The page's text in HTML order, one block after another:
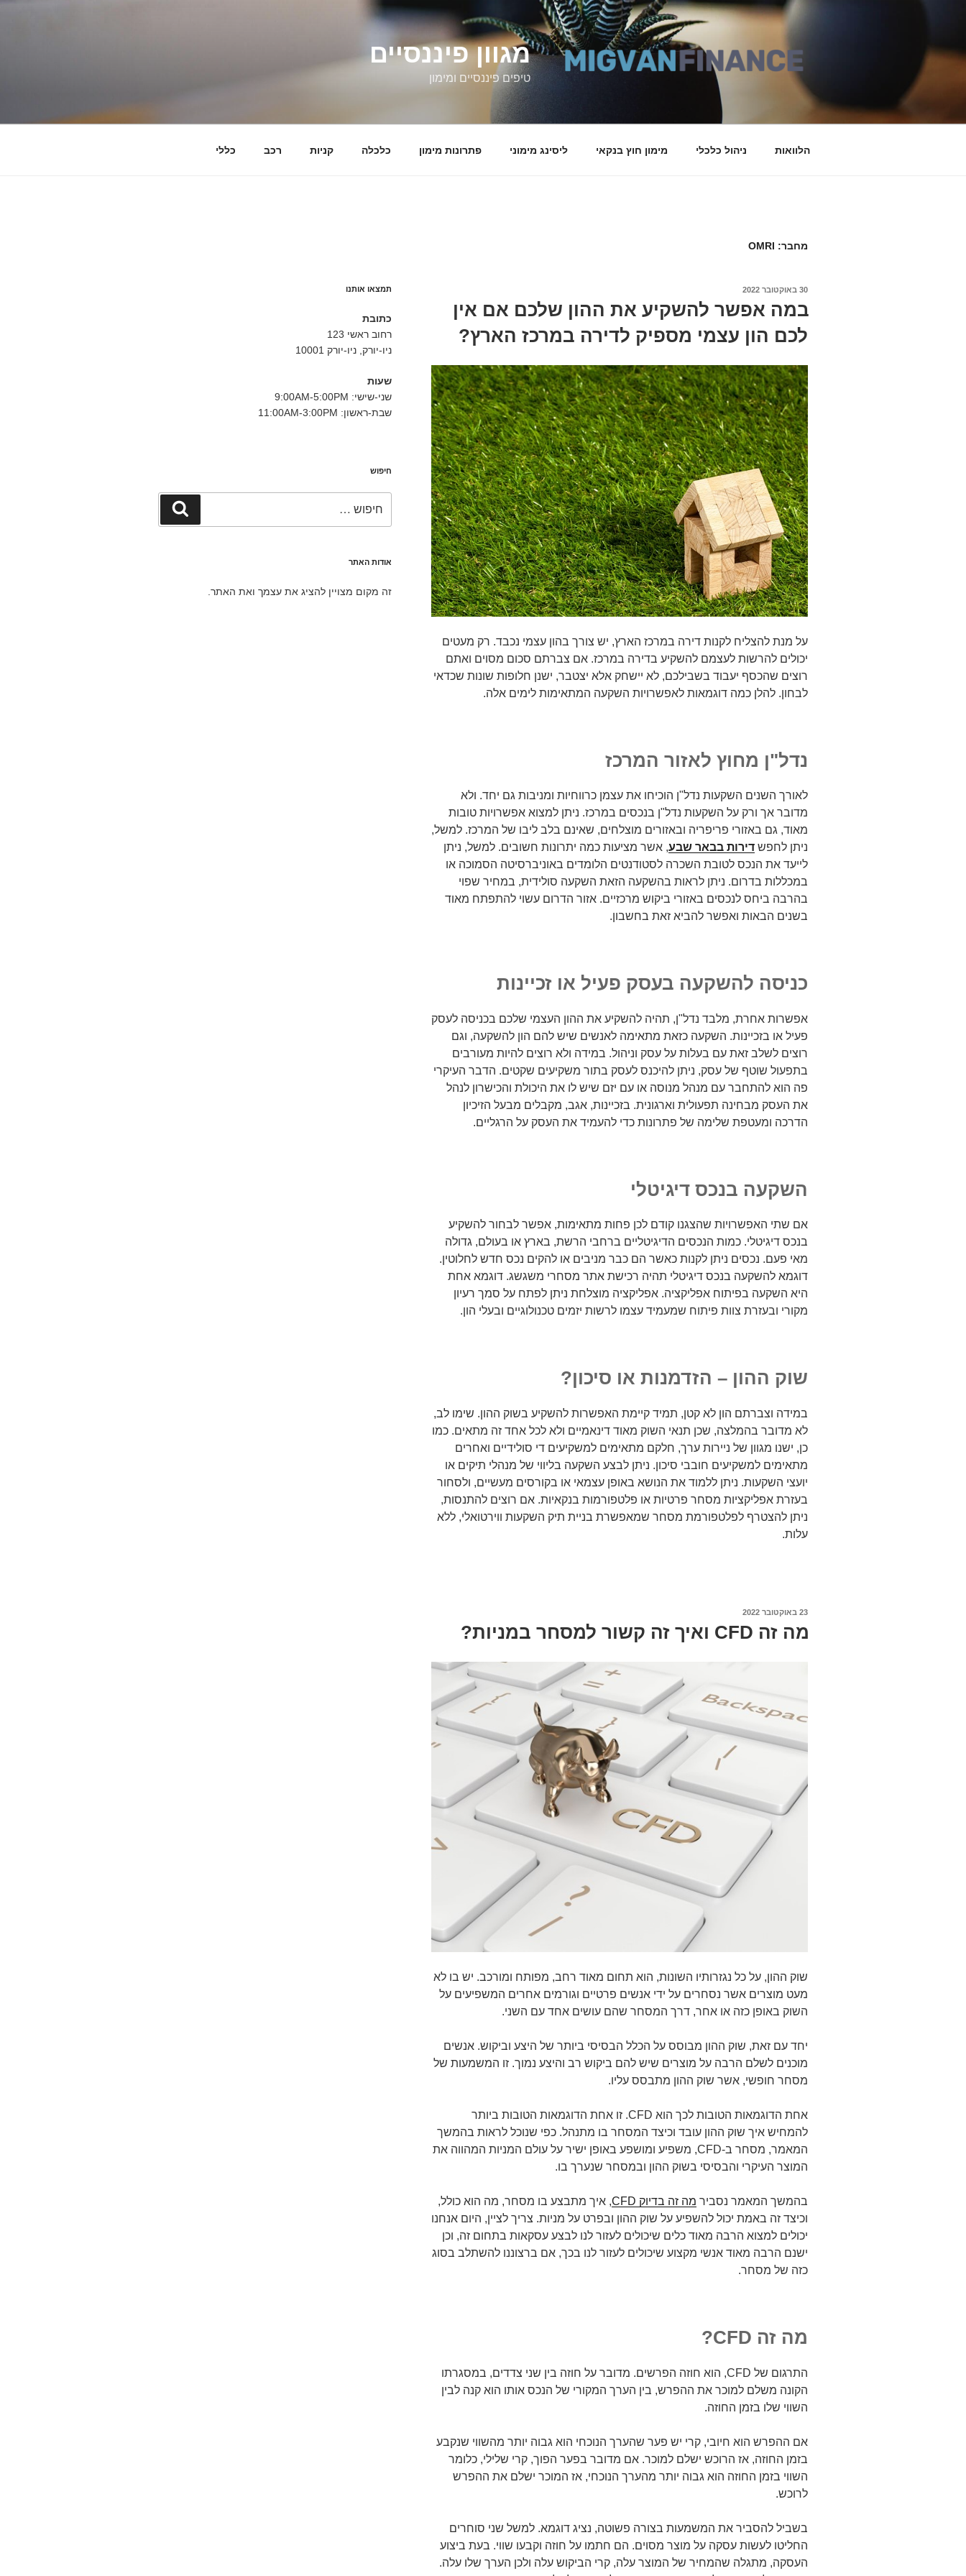
מגוון פיננסיים
טיפים פיננסיים ומימון
הלוואות ניהול כלכלי מימון חוץ בנקאי ליסינג מימוני פתרונות מימון כלכלה קניות רכב כללי
מחבר: OMRI
פורסם
30 באוקטובר 2022
במה אפשר להשקיע את ההון שלכם אם אין
לכם הון עצמי מספיק לדירה במרכז הארץ?
על מנת להצליח לקנות דירה במרכז הארץ, יש צורך בהון עצמי נכבד. רק מעטים
יכולים להרשות לעצמם להשקיע בדירה במרכז. אם צברתם סכום מסוים ואתם
רוצים שהכסף יעבוד בשבילכם, לא יישחק אלא יצטבר, ישנן חלופות שונות שכדאי
לבחון. להלן כמה דוגמאות לאפשרויות השקעה המתאימות לימים אלה.
נדל"ן מחוץ לאזור המרכז
לאורך השנים השקעות נדל"ן הוכיחו את עצמן כרווחיות ומניבות גם יחד. ולא
מדובר אך ורק על השקעות נדל"ן בנכסים במרכז. ניתן למצוא אפשרויות טובות
מאוד, גם באזורי פריפריה ובאזורים מוצלחים, שאינם בלב ליבו של המרכז. למשל,
ניתן לחפש דירות בבאר שבע, אשר מציעות כמה יתרונות חשובים. למשל, ניתן
לייעד את הנכס לטובת השכרה לסטודנטים הלומדים באוניברסיטה הסמוכה או
במכללות בדרום. ניתן לראות בהשקעה הזאת השקעה סולידית, במחיר שפוי
בהרבה ביחס לנכסים באזורי ביקוש מרכזיים. אזור הדרום עשוי להתפתח מאוד
בשנים הבאות ואפשר להביא זאת בחשבון.
כניסה להשקעה בעסק פעיל או זכיינות
אפשרות אחרת, מלבד נדל"ן, תהיה להשקיע את ההון העצמי שלכם בכניסה לעסק
פעיל או בזכיינות. השקעה כזאת מתאימה לאנשים שיש להם הון להשקעה, וגם
רוצים לשלב זאת עם בעלות על עסק וניהול. במידה ולא רוצים להיות מעורבים
בתפעול שוטף של עסק, ניתן להיכנס לעסק בתור משקיעים שקטים. הדבר העיקרי
פה הוא להתחבר עם מנהל מנוסה או עם יזם שיש לו את היכולת והכישרון לנהל
את העסק מבחינה תפעולית וארגונית. בזכיינות, אגב, מקבלים מבעל הזיכיון
הדרכה ומעטפת שלימה של פתרונות כדי להעמיד את העסק על הרגליים.
השקעה בנכס דיגיטלי
אם שתי האפשרויות שהצגנו קודם לכן פחות מתאימות, אפשר לבחור להשקיע
בנכס דיגיטלי. כמות הנכסים הדיגיטליים ברחבי הרשת, בארץ או בעולם, גדולה
מאי פעם. נכסים ניתן לקנות כאשר הם כבר מניבים או להקים נכס חדש לחלוטין.
דוגמא להשקעה בנכס דיגיטלי תהיה רכישת אתר מסחרי משגשג. דוגמא אחת
היא השקעה בפיתוח אפליקציה. אפליקציה מוצלחת ניתן לפתח על סמך רעיון
מקורי ובעזרת צוות פיתוח שמעמיד עצמו לרשות יזמים טכנולוגיים ובעלי הון.
שוק ההון – הזדמנות או סיכון?
במידה וצברתם הון לא קטן, תמיד קיימת האפשרות להשקיע בשוק ההון. שימו לב,
לא מדובר בהמלצה, שכן תנאי השוק מאוד דינאמיים ולא לכל אחד זה מתאים. כמו
כן, ישנו מגוון של ניירות ערך, חלקם מתאימים למשקיעים די סולידיים ואחרים
מתאימים למשקיעים חובבי סיכון. ניתן לבצע השקעה בליווי של מנהלי תיקים או
יועצי השקעות. ניתן ללמוד את הנושא באופן עצמאי או בקורסים מעשיים, ולסחור
בעזרת אפליקציות מסחר פרטיות או פלטפורמות בנקאיות. אם רוצים להתנסות,
ניתן להצטרף לפלטפורמת מסחר שמאפשרת בניית תיק השקעות ווירטואלי, ללא
עלות.
פורסם
23 באוקטובר 2022
מה זה CFD ואיך זה קשור למסחר במניות?
שוק ההון, על כל נגזרותיו השונות, הוא תחום מאוד רחב, מפותח ומורכב. יש בו לא
מעט מוצרים אשר נסחרים על ידי אנשים פרטיים וגורמים אחרים המשפיעים על
השוק באופן כזה או אחר, דרך המסחר שהם עושים אחד עם השני.
יחד עם זאת, שוק ההון מבוסס על הכלל הבסיסי ביותר של היצע וביקוש. אנשים
מוכנים לשלם הרבה על מוצרים שיש להם ביקוש רב והיצע נמוך. זו המשמעות של
מסחר חופשי, אשר שוק ההון מתבסס עליו.
אחת הדוגמאות הטובות לכך הוא CFD. זו אחת הדוגמאות הטובות ביותר
להמחיש איך שוק ההון עובד וכיצד המסחר בו מתנהל. כפי שנוכל לראות בהמשך
המאמר, מסחר ב-CFD, משפיע ומושפע באופן ישיר על עולם המניות המהווה את
המוצר העיקרי והבסיסי בשוק ההון ובמסחר שנערך בו.
בהמשך המאמר נסביר מה זה בדיוק CFD
, איך מתבצע בו מסחר, מה הוא כולל,
וכיצד זה באמת יכול להשפיע על שוק ההון ובפרט על מניות. צריך לציין, היום אנחנו
יכולים למצוא הרבה מאוד כלים שיכולים לעזור לנו לבצע עסקאות בתחום זה, וכן
ישנם הרבה מאוד אנשי מקצוע שיכולים לעזור לנו בכך, אם ברצוננו להשתלב בסוג
כזה של מסחר.
מה זה CFD?
התרגום של CFD, הוא חוזה הפרשים. מדובר על חוזה בין שני צדדים, במסגרתו
הקונה משלם למוכר את ההפרש, בין הערך המקורי של הנכס אותו הוא קנה לבין
השווי שלו בזמן החוזה.
אם ההפרש הוא חיובי, קרי יש פער שהערך הנוכחי הוא גבוה יותר מהשווי שנקבע
בזמן החוזה, אז הרוכש ישלם למוכר. אם מדובר בפער הפוך, קרי שלילי, כלומר
השווי בזמן החוזה הוא גבוה יותר מהערך הנוכחי, אז המוכר ישלם את ההפרש
לרוכש.
בשביל להסביר את המשמעות בצורה פשוטה, נציג דוגמא. למשל שני סוחרים
החליטו לעשות עסקה על מוצר מסוים. הם חתמו על חוזה וקבעו שווי. בעת ביצוע
העסקה, מתגלה שהמחיר של המוצר עלה, קרי הביקוש עלה ולכן הערך שלו עלה.
תמצאו אותנו
כתובת
רחוב ראשי 123
ניו-יורק, ניו-יורק 10001
שעות
שני-שישי: 9:00AM-5:00PM
שבת-ראשון: 11:00AM-3:00PM
חיפוש
אודות האתר
זה מקום מצויין להציג את עצמך ואת האתר.